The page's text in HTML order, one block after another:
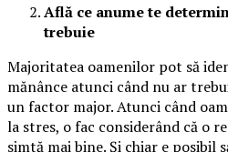
Află ce anume te
trebuie
Majoritatea oamenilor pot să
mănânce atunci când nu ar
un factor major. Atunci când
la stres, o fac considerând că o
simtă mai bine. Și chiar e posibil